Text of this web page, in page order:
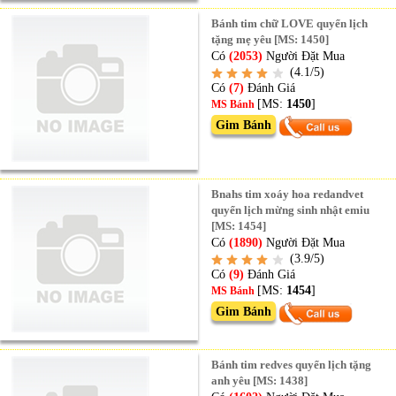
Bánh tim chữ LOVE quyển lịch
tặng mẹ yêu [MS: 1450]
Có(2053) Người Đặt Mua
(4.1/5)
Có (7)Đánh Giá
MS Bánh [MS: 1450]
Gim Bánh
Bnahs tim xoáy hoa redandvet
quyển lịch mừng sinh nhật emiu
[MS: 1454]
Có(1890) Người Đặt Mua
(3.9/5)
Có (9)Đánh Giá
MS Bánh [MS: 1454]
Gim Bánh
Bánh tim redves quyển lịch tặng
anh yêu [MS: 1438]